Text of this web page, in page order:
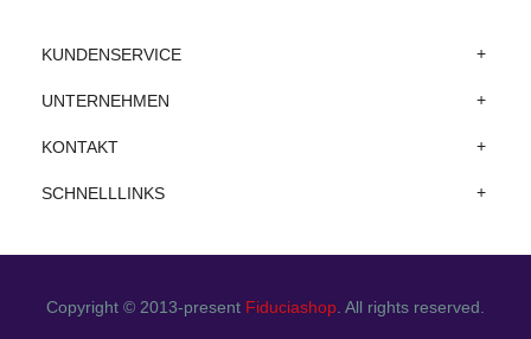
KUNDENSERVICE
UNTERNEHMEN
KONTAKT
SCHNELLLINKS
Copyright © 2013-present Fiduciashop . All rights reserved.